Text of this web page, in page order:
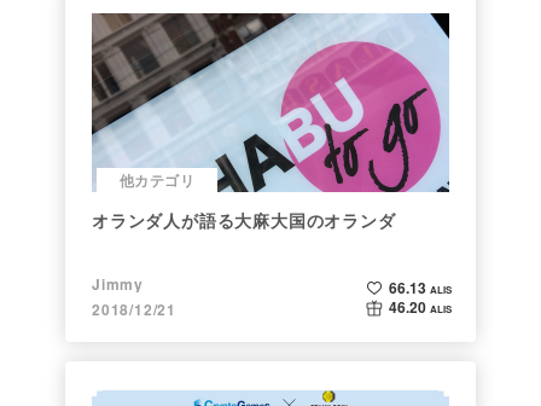
他カテゴリ
オランダ人が語る大麻大国のオランダ
Jimmy
2018/12/21
66.13 ALIS
46.20 ALIS